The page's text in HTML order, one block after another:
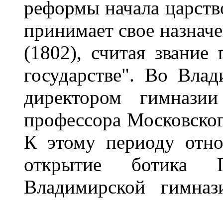
реформы начала
принимает свое
(1802), считая
государстве". Во
директором
профессора
К этому периоду
открытие
Владимирской